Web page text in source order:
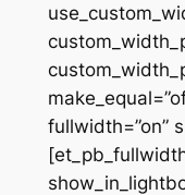
fullwidth=”on”